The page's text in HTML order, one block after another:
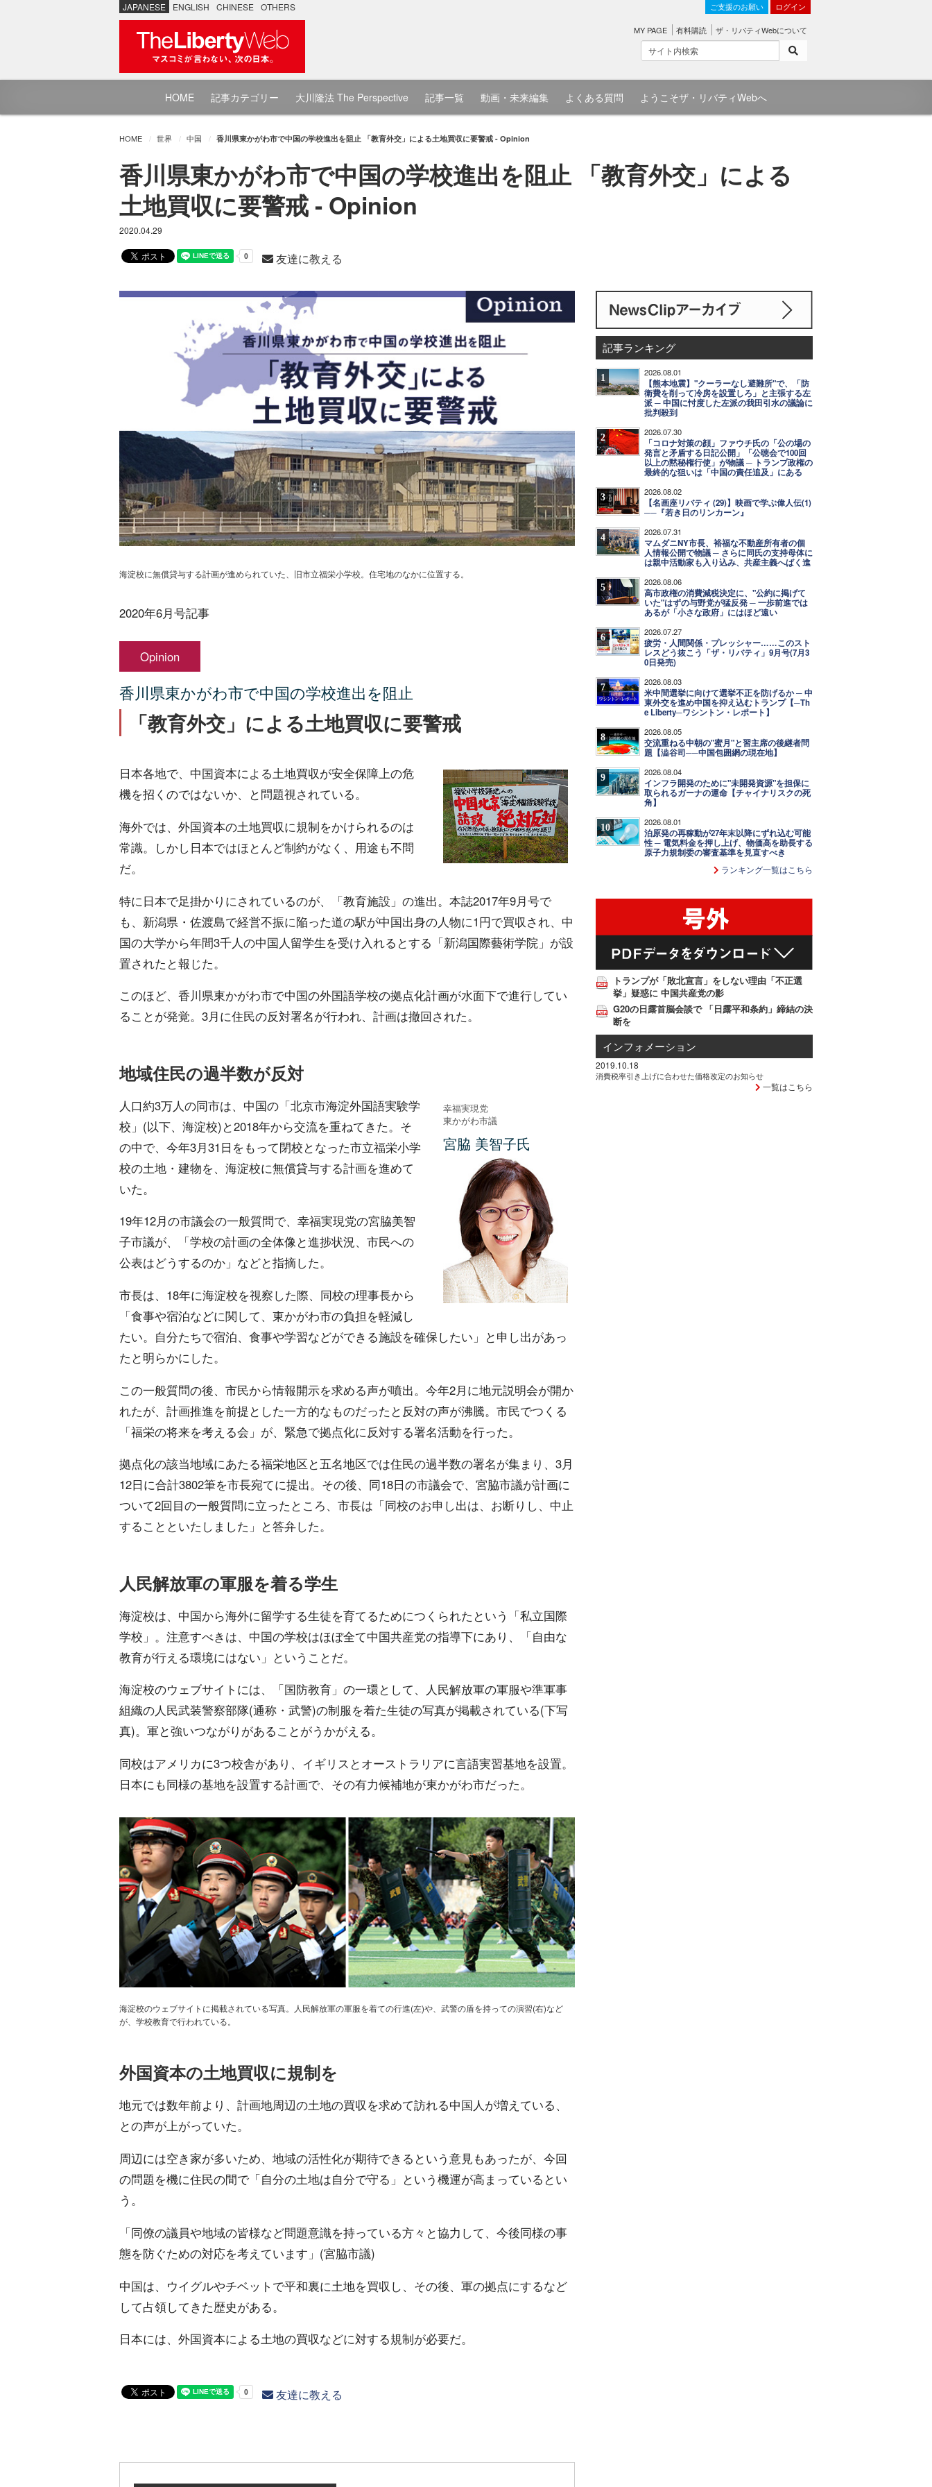
JAPANESE ENGLISH CHINESE OTHERS ご支援のお願い ログイン
MY PAGE 有料購読 ザ・リバティWebについて
HOME 記事カテゴリー 大川隆法 The Perspective 記事一覧 動画・未来編集 よくある質問 ようこそザ・リバティWebへ
HOME 世界 中国 香川県東かがわ市で中国の学校進出を阻止 「教育外交」による土地買収に要警戒 - Opinion
香川県東かがわ市で中国の学校進出を阻止 「教育外交」による
土地買収に要警戒 - Opinion
2020.04.29
友達に教える
海淀校に無償貸与する計画が進められていた、旧市立福栄小学校。住宅地のなかに位置する。
2020年6月号記事
Opinion
香川県東かがわ市で中国の学校進出を阻止
「教育外交」による土地買収に要警戒
日本各地で、中国資本による土地買収が安全保障上の危
機を招くのではないか、と問題視されている。
海外では、外国資本の土地買収に規制をかけられるのは
常識。しかし日本ではほとんど制約がなく、用途も不問
だ。
特に日本で足掛かりにされているのが、「教育施設」の進出。本誌2017年9月号で
も、新潟県・佐渡島で経営不振に陥った道の駅が中国出身の人物に1円で買収され、中
国の大学から年間3千人の中国人留学生を受け入れるとする「新潟国際藝術学院」が設
置されたと報じた。
このほど、香川県東かがわ市で中国の外国語学校の拠点化計画が水面下で進行してい
ることが発覚。3月に住民の反対署名が行われ、計画は撤回された。
地域住民の過半数が反対
幸福実現党
東かがわ市議
宮脇 美智子氏
人口約3万人の同市は、中国の「北京市海淀外国語実験学
校」(以下、海淀校)と2018年から交流を重ねてきた。そ
の中で、今年3月31日をもって閉校となった市立福栄小学
校の土地・建物を、海淀校に無償貸与する計画を進めて
いた。
19年12月の市議会の一般質問で、幸福実現党の宮脇美智
子市議が、「学校の計画の全体像と進捗状況、市民への
公表はどうするのか」などと指摘した。
市長は、18年に海淀校を視察した際、同校の理事長から
「食事や宿泊などに関して、東かがわ市の負担を軽減し
たい。自分たちで宿泊、食事や学習などができる施設を確保したい」と申し出があっ
たと明らかにした。
この一般質問の後、市民から情報開示を求める声が噴出。今年2月に地元説明会が開か
れたが、計画推進を前提とした一方的なものだったと反対の声が沸騰。市民でつくる
「福栄の将来を考える会」が、緊急で拠点化に反対する署名活動を行った。
拠点化の該当地域にあたる福栄地区と五名地区では住民の過半数の署名が集まり、3月
12日に合計3802筆を市長宛てに提出。その後、同18日の市議会で、宮脇市議が計画に
ついて2回目の一般質問に立ったところ、市長は「同校のお申し出は、お断りし、中止
することといたしました」と答弁した。
人民解放軍の軍服を着る学生
海淀校は、中国から海外に留学する生徒を育てるためにつくられたという「私立国際
学校」。注意すべきは、中国の学校はほぼ全て中国共産党の指導下にあり、「自由な
教育が行える環境にはない」ということだ。
海淀校のウェブサイトには、「国防教育」の一環として、人民解放軍の軍服や準軍事
組織の人民武装警察部隊(通称・武警)の制服を着た生徒の写真が掲載されている(下写
真)。軍と強いつながりがあることがうかがえる。
同校はアメリカに3つ校舎があり、イギリスとオーストラリアに言語実習基地を設置。
日本にも同様の基地を設置する計画で、その有力候補地が東かがわ市だった。
海淀校のウェブサイトに掲載されている写真。人民解放軍の軍服を着ての行進(左)や、武警の盾を持っての演習(右)など
が、学校教育で行われている。
外国資本の土地買収に規制を
地元では数年前より、計画地周辺の土地の買収を求めて訪れる中国人が増えている、
との声が上がっていた。
周辺には空き家が多いため、地域の活性化が期待できるという意見もあったが、今回
の問題を機に住民の間で「自分の土地は自分で守る」という機運が高まっているとい
う。
「同僚の議員や地域の皆様など問題意識を持っている方々と協力して、今後同様の事
態を防ぐための対応を考えています」(宮脇市議)
中国は、ウイグルやチベットで平和裏に土地を買収し、その後、軍の拠点にするなど
して占領してきた歴史がある。
日本には、外国資本による土地の買収などに対する規制が必要だ。
友達に教える
記事ランキング
1 2026.08.01
【熊本地震】"クーラーなし避難所"で、「防
衛費を削って冷房を設置しろ」と主張する左
派 ─ 中国に忖度した左派の我田引水の議論に
批判殺到
2 2026.07.30
「コロナ対策の顔」ファウチ氏の「公の場の
発言と矛盾する日記公開」「公聴会で100回
以上の黙秘権行使」が物議 ─ トランプ政権の
最終的な狙いは「中国の責任追及」にある
3 2026.08.02
【名画座リバティ (29)】映画で学ぶ偉人伝(1)
──『若き日のリンカーン』
4 2026.07.31
マムダニNY市長、裕福な不動産所有者の個
人情報公開で物議 ─ さらに同氏の支持母体に
は親中活動家も入り込み、共産主義へばく進
5 2026.08.06
高市政権の消費減税決定に、"公約に掲げて
いた"はずの与野党が猛反発 ─ 一歩前進では
あるが「小さな政府」にはほど遠い
6 2026.07.27
疲労・人間関係・プレッシャー……このスト
レスどう抜こう「ザ・リバティ」9月号(7月3
0日発売)
7 2026.08.03
米中間選挙に向けて選挙不正を防げるか ─ 中
東外交を進め中国を抑え込むトランプ【─Th
e Liberty─ワシントン・レポート】
8 2026.08.05
交流重ねる中朝の"蜜月"と習主席の後継者問
題【澁谷司──中国包囲網の現在地】
9 2026.08.04
インフラ開発のために"未開発資源"を担保に
取られるガーナの運命【チャイナリスクの死
角】
10 2026.08.01
泊原発の再稼動が27年末以降にずれ込む可能
性 ─ 電気料金を押し上げ、物価高を助長する
原子力規制委の審査基準を見直すべき
ランキング一覧はこちら
トランプが「敗北宣言」をしない理由「不正選
挙」疑惑に 中国共産党の影
G20の日露首脳会談で 「日露平和条約」締結の決
断を
インフォメーション
2019.10.18
消費税率引き上げに合わせた価格改定のお知らせ
一覧はこちら